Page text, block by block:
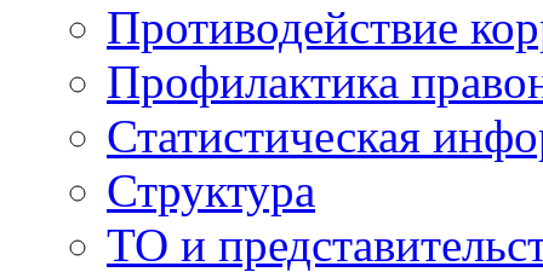
Противодействие
Профилактика
Статистическая
Структура
ТО и